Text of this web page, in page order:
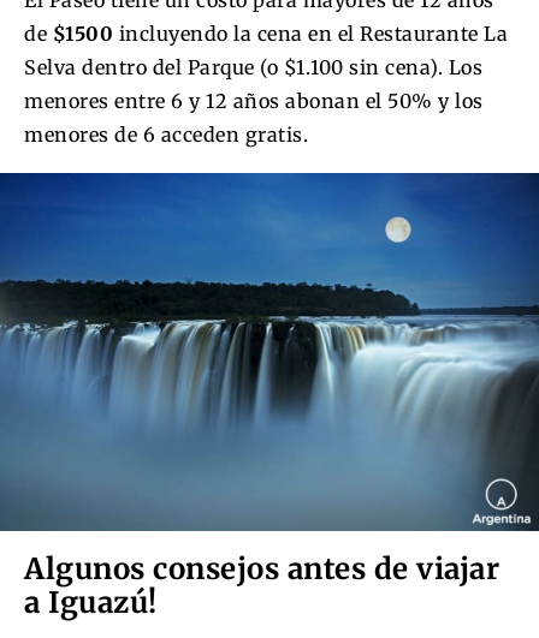
de $1500 incluyendo la cena en el Restaurante La
Selva dentro del Parque (o $1.100 sin cena). Los
menores entre 6 y 12 años abonan el 50% y los
menores de 6 acceden gratis.
Algunos consejos antes de viajar
a Iguazú!